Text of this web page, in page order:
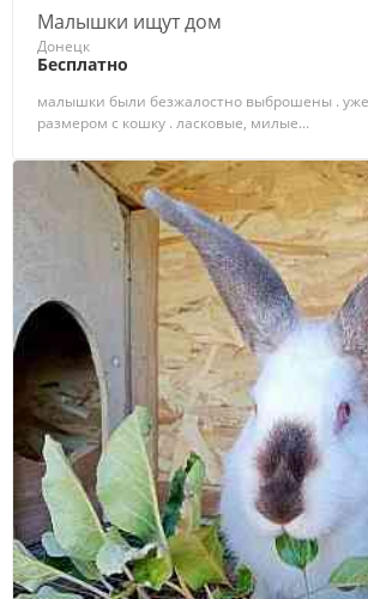
Малышки ищут дом
Донецк
Бесплатно
малышки были безжалостно выброшены . уже
размером с кошку . ласковые, милые...